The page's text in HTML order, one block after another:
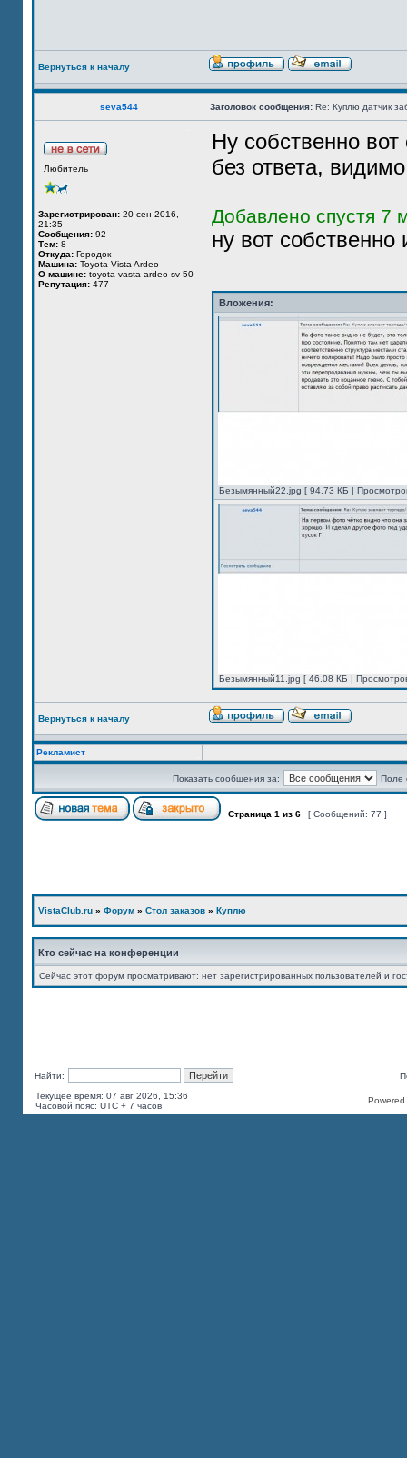
Вернуться к началу
seva544 Заголовок сообщения: Re: Куплю датчик
Любитель
Зарегистрирован: 20 сен 2016,
21:35
Сообщения: 92
Тем: 8
Откуда: Городок
Машина: Toyota Vista Ardeo
О машине: toyota vasta ardeo sv-50
Репутация: 477
Ну собственно
без ответа,
Добавлено спустя 7
ну вот собственно
Вложения:
Безымянный22.jpg [ 94.73 КБ |
Безымянный11.jpg [ 46.08 КБ |
Вернуться к началу
Рекламист
Показать сообщения за: Поле
Страница 1 из 6 [ Сообщений: 77 ]
VistaClub.ru » Форум » Стол заказов » Куплю
Кто сейчас на конференции
Сейчас этот форум просматривают: нет зарегистрированных пользователей и
Найти:
Текущее время: 07 авг 2026, 15:36
Часовой пояс: UTC + 7 часов